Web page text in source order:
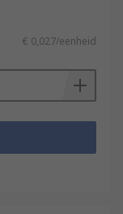
€ 0,027/eenheid